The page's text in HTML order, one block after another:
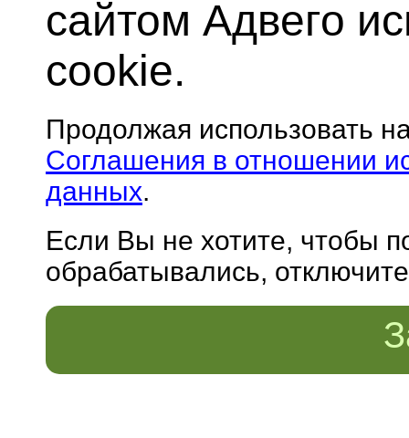
сайтом Адвего
cookie.
Продолжая использовать
Соглашения в отношении
данных.
Если Вы не хотите, чтобы
обрабатывались,